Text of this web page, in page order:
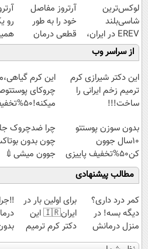
لوکس‌ترین
شاسی‌بلند
EREV در ایران،
توسط نیکا موتور
رونمایی شد!
آرتروز مفاصل
خود را به طور
قطعی درمان
کنید!
◗پرسش‌نامه◖
رو
کن!
از سراسر وب
این دکتر شیرازی کرم
ترمیم زخم ایرانی را
ساخت!!!
این کرم
چروکای
میکنه!50%تخفیف
بدون سوزن پوستتو
10سال جوون
کن50%تخفیف پاییزی
چرا ضدچروک
چون بدون
جوون میشی💉
۴۰٪تخفیف
مطالب پیشنهادی
کمر درد داری؟
دیگه بسه! در
منزل درمانش
کن
برای اولین بار در
ایران🇮🇷 این
دکتر کرم ترمیم
کننده 23 روزه